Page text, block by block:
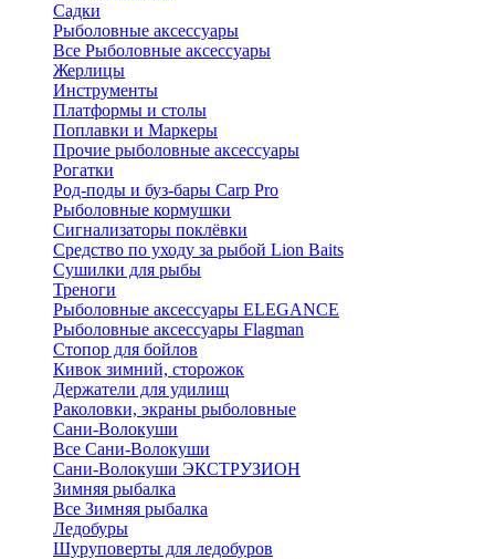
Садки
Рыболовные аксессуары
Все Рыболовные аксессуары
Жерлицы
Инструменты
Платформы и столы
Поплавки и Маркеры
Прочие рыболовные аксессуары
Рогатки
Род-поды и буз-бары Carp Pro
Рыболовные кормушки
Сигнализаторы поклёвки
Средство по уходу за рыбой Lion Baits
Сушилки для рыбы
Треноги
Рыболовные аксессуары ELEGANCE
Рыболовные аксессуары Flagman
Стопор для бойлов
Кивок зимний, сторожок
Держатели для удилищ
Раколовки, экраны рыболовные
Сани-Волокуши
Все Сани-Волокуши
Сани-Волокуши ЭКСТРУЗИОН
Зимняя рыбалка
Все Зимняя рыбалка
Ледобуры
Шуруповерты для ледобуров